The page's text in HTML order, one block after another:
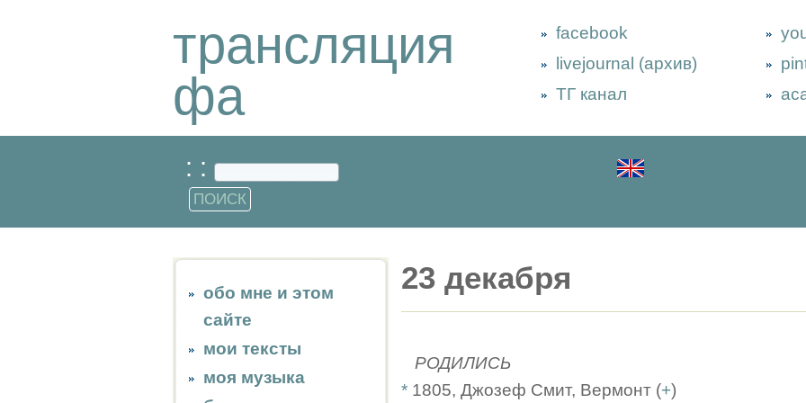
трансляция
фа
facebook
livejournal (архив)
ТГ канал
: :
обо мне и этом
сайте
мои тексты
моя музыка
23 декабря
РОДИЛИСЬ
* 1805, Джозеф Смит, Вермонт (+)